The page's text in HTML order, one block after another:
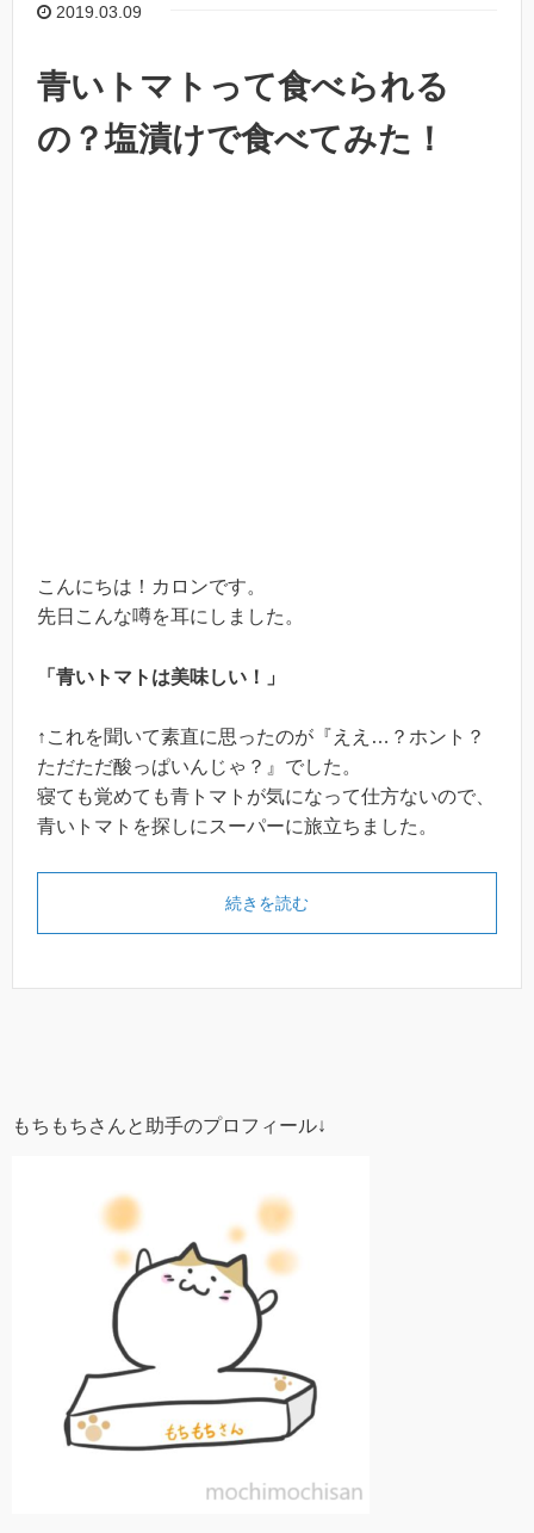
2019.03.09
青いトマトって食べられる
の？塩漬けで食べてみた！
こんにちは！カロンです。
先日こんな噂を耳にしました。
「青いトマトは美味しい！」
↑これを聞いて素直に思ったのが『ええ…？ホント？
ただただ酸っぱいんじゃ？』でした。
寝ても覚めても青トマトが気になって仕方ないので、
青いトマトを探しにスーパーに旅立ちました。
続きを読む
もちもちさんと助手のプロフィール↓